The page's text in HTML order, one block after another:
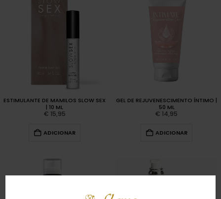
ESTIMULANTE DE MAMILOS SLOW SEX
| 10 ML
€ 15,95
ADICIONAR
GEL DE REJUVENESCIMENTO ÍNTIMO |
50 ML
€ 14,95
ADICIONAR